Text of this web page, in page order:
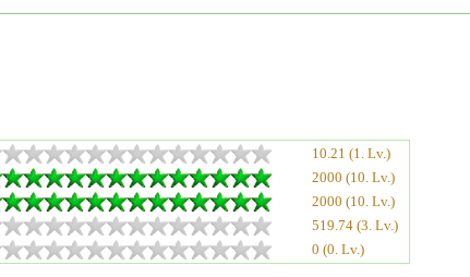
10.21 (1. Lv.)
2000 (10. Lv.)
2000 (10. Lv.)
519.74 (3. Lv.)
0 (0. Lv.)